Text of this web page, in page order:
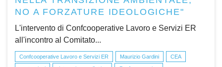
NO A FORZATURE IDEOLOGICHE"
L'intervento di Confcooperative Lavoro e Servizi ER
all'incontro al Comitato...
Confcooperative Lavoro e Servizi ER Maurizio Gardini
CEA